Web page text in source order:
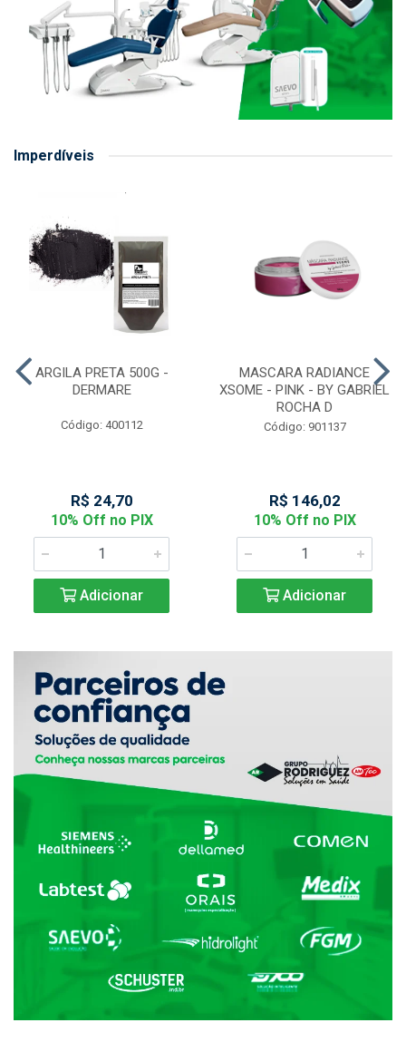
Imperdíveis
ARGILA PRETA 500G -
DERMARE
Código: 400112
R$ 24,70
10% Off no PIX
Adicionar
MASCARA RADIANCE
XSOME - PINK - BY GABRIEL
ROCHA D
Código: 901137
R$ 146,02
10% Off no PIX
Adicionar